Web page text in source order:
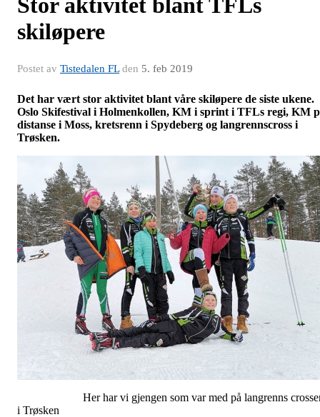
Stor aktivitet blant TFLs
skiløpere
Postet av Tistedalen FLden 5. feb 2019
Det har vært stor aktivitet blant våre skiløpere de siste ukene.
Oslo Skifestival i Holmenkollen, KM i sprint i TFLs regi, KM
distanse i Moss, kretsrenn i Spydeberg og langrennscross i
Trøsken.
Her har vi gjengen som var med på langrenns
i Trøsken